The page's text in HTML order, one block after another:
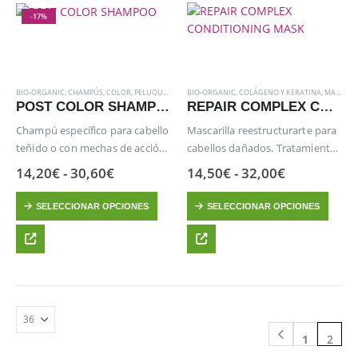
Las
opciones
elegir
en
página
de
producto
-17%
BIO-ORGANIC,CHAMPÚS,COLOR, PELUQUERIA POST-COLOR,TRATAMIENTOS
POST COLOR SHAMPOO
Champú específico para cabello
teñido o con mechas de acción
antioxidante (derivado de la
vitamina E), nutriente con
proteína de German de trigo y
protector del cabello.
14,20€-30,60€Rango
precios:
desde
14,20€
SELECCIONAR OPCIONES
Este
producto
tiene
múltiples
Las
opciones
se
BIO-ORGANIC,COLÁGENO Y KERATINA, MASCARILLAS
REPAIR COMPLEX CONDITIONING MASK
Mascarilla reestructurarte para
cabellos dañados. Tratamiento
intensivo acondicionador para
la reconstrucción profunda de
la fibra capilar.
14,50€-32,00€Rango
precios:
desde
14,50€
SELECCIONAR OPCIONES
Este
producto
tiene
múltiples
Las
1 2